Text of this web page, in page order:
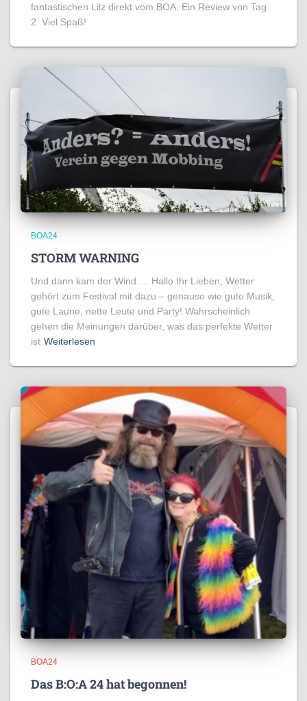
fantastischen Lilz direkt vom BOA. Ein Review von Tag
2. Viel Spaß!
BOA24
STORM WARNING
Und dann kam der Wind…. Hallo Ihr Lieben, Wetter
gehört zum Festival mit dazu – genauso wie gute Musik,
gute Laune, nette Leute und Party! Wahrscheinlich
gehen die Meinungen darüber, was das perfekte Wetter
ist Weiterlesen
BOA24
Das B:O:A 24 hat begonnen!